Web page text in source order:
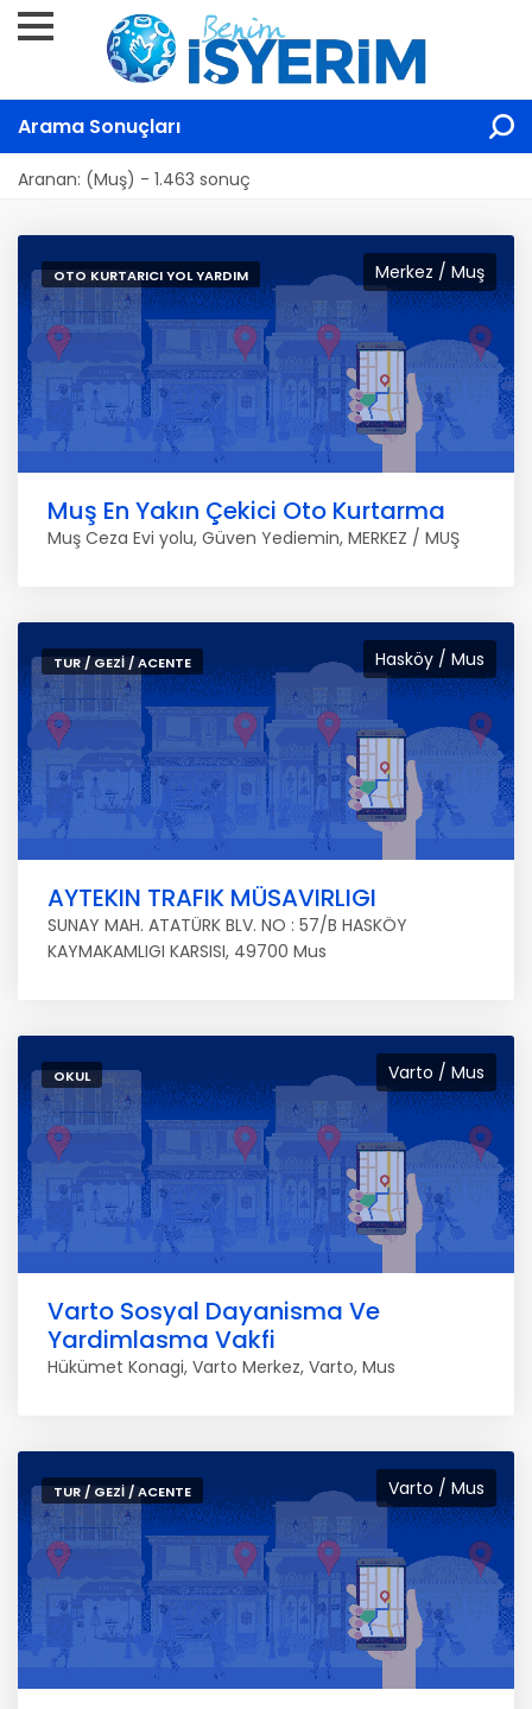
Arama Sonuçları
Aranan: (Muş) - 1.463 sonuç
Merkez / Muş
OTO KURTARICI YOL YARDIM
Muş En Yakın Çekici Oto Kurtarma
Muş Ceza Evi yolu, Güven Yediemin, MERKEZ / MUŞ
Hasköy / Mus
TUR / GEZI / ACENTE
AYTEKIN TRAFIK MÜSAVIRLIGI
SUNAY MAH. ATATÜRK BLV. NO : 57/B HASKÖY
KAYMAKAMLIGI KARSISI, 49700 Mus
Varto / Mus
OKUL
Varto Sosyal Dayanisma Ve
Yardimlasma Vakfi
Hükümet Konagi, Varto Merkez, Varto, Mus
Varto / Mus
TUR / GEZI / ACENTE